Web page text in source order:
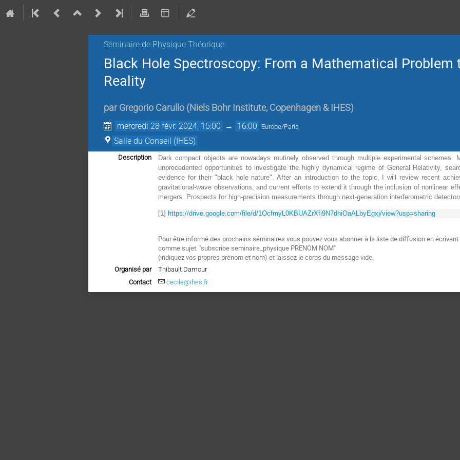
Séminaire de Physique Théorique
Black Hole Spectroscopy: From a Mathematical Problem
Reality
par Gregorio Carullo (Niels Bohr Institute, Copenhagen & IHES)
mercredi 28 févr. 2024, 15:00 → 16:00 Europe/Paris
Salle du Conseil (IHES)
Description
Dark compact objects are nowadays routinely observed through multiple experimental schemes.
unprecedented opportunities to investigate the highly dynamical regime of General Relativity,
evidence for their "black hole nature". After an introduction to the topic, I will review recent
gravitational-wave observations, and current efforts to extend it through the inclusion of nonlinear
mergers. Prospects for high-precision measurements through next-generation interferometric
[1] https://drive.google.com/file/d/1OcfmyL0KBUAZrXfi9N7dhiOaALbyEgxj/view?usp=sharing
Pour être informé des prochains séminaires vous pouvez vous abonner à la liste de diffusionen
comme sujet: "subscribeseminaire_physique PRENOM NOM"
(indiquez vos propres prénom et nom) et laissez le corps du message vide.
Organisé par
Thibault Damour
Contact
cecile@ihes.fr